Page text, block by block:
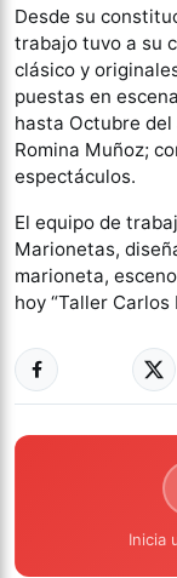
Desde su
trabajo tuvo a su
clásico y
puestas en
hasta Octubre del
Romina Muñoz;
espectáculos.
El equipo de
Marionetas,
marioneta,
hoy “Taller Carlos
Inicia